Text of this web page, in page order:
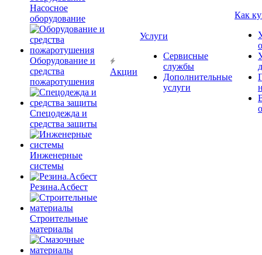
Насосное
оборудование
Оборудование и
средства
пожаротушения
Спецодежда и
средства защиты
Инженерные
системы
Резина.Асбест
Строительные
материалы
Акции
Услуги
Сервисные
службы
Дополнительные
услуги
Как